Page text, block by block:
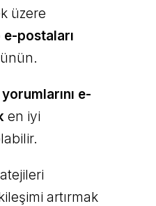
üzere
e-postaları
e-
en iyi
artırmak